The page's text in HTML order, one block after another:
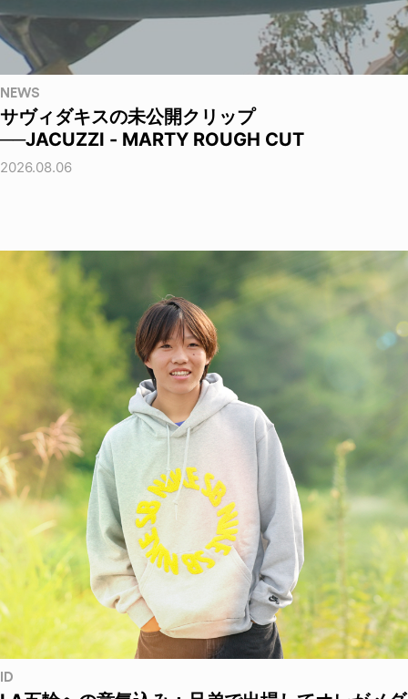
NEWS
サヴィダキスの未公開クリップ
──JACUZZI - MARTY ROUGH CUT
2026.08.06
ID